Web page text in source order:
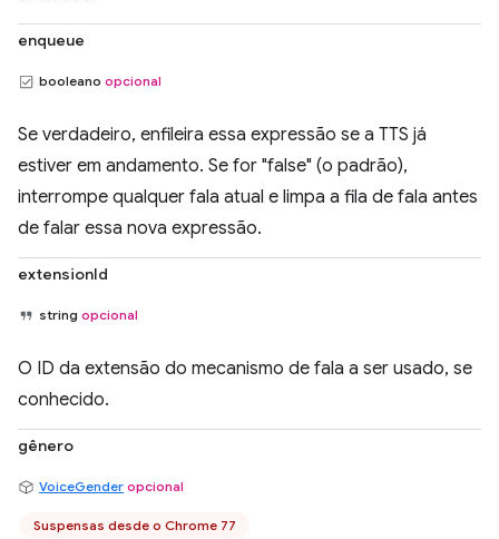
enqueue
booleano opcional
Se verdadeiro, enfileira essa expressão se a TTS já
estiver em andamento. Se for "false" (o padrão),
interrompe qualquer fala atual e limpa a fila de fala antes
de falar essa nova expressão.
extensionId
string opcional
O ID da extensão do mecanismo de fala a ser usado, se
conhecido.
gênero
VoiceGender opcional
Suspensas desde o Chrome 77